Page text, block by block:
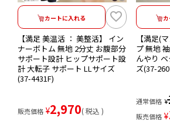
カートに入れる
【満足 美温活 ： 美整活】 イン
ナーボトム 無地 2分丈 お腹部分
サポート設計 ヒップサポート設
計 大転子 サポート LLサイズ
(37-4431F)
販売価格 ¥2,970 税込
【満足(
プ 無地
んやり
ズ(37-
通常価格 ¥
販売価格 ¥